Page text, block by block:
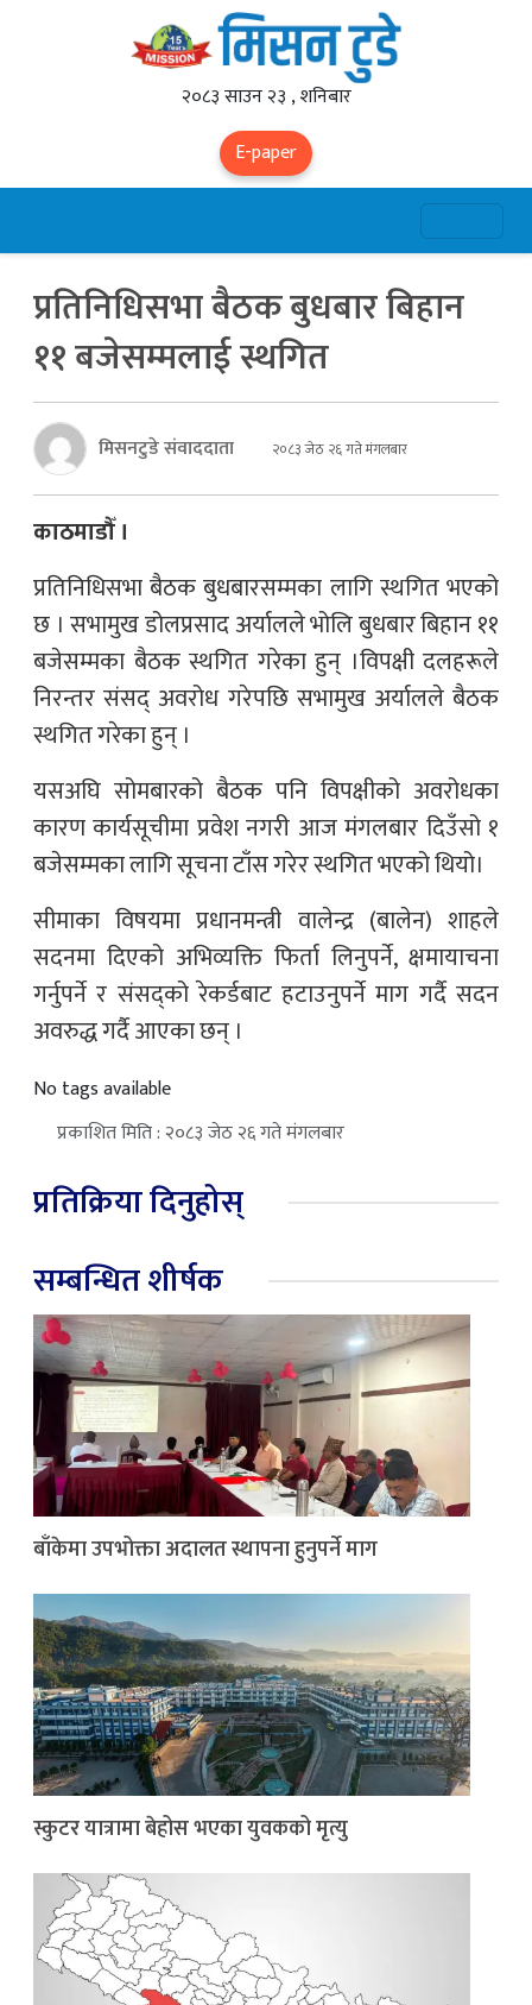
२०८३ साउन २३ , शनिबार
E-paper
प्रतिनिधिसभा बैठक बुधबार बिहान
११ बजेसम्मलाई स्थगित
मिसनटुडे संवाददाता २०८३ जेठ २६ गते मंगलबार
काठमाडौँ ।
प्रतिनिधिसभा बैठक बुधबारसम्मका लागि स्थगित भएको
छ । सभामुख डोलप्रसाद अर्यालले भोलि बुधबार बिहान ११
बजेसम्मका बैठक स्थगित गरेका हुन् ।विपक्षी दलहरूले
निरन्तर संसद् अवरोध गरेपछि सभामुख अर्यालले बैठक
स्थगित गरेका हुन् ।
यसअघि सोमबारको बैठक पनि विपक्षीको अवरोधका
कारण कार्यसूचीमा प्रवेश नगरी आज मंगलबार दिउँसो १
बजेसम्मका लागि सूचना टाँस गरेर स्थगित भएको थियो।
सीमाका विषयमा प्रधानमन्त्री वालेन्द्र (बालेन) शाहले
सदनमा दिएको अभिव्यक्ति फिर्ता लिनुपर्ने, क्षमायाचना
गर्नुपर्ने र संसद्को रेकर्डबाट हटाउनुपर्ने माग गर्दै सदन
अवरुद्ध गर्दै आएका छन् ।
No tags available
प्रकाशित मिति : २०८३ जेठ २६ गते मंगलबार
प्रतिक्रिया दिनुहोस्
सम्बन्धित शीर्षक
बाँकेमा उपभोक्ता अदालत स्थापना हुनुपर्ने माग
स्कुटर यात्रामा बेहोस भएका युवकको मृत्यु